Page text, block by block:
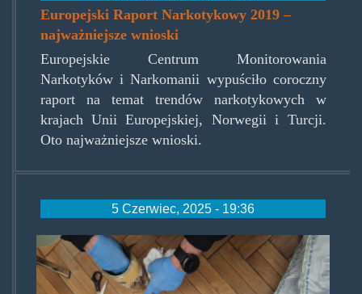
Europejski Raport Narkotykowy 2019 –
najważniejsze wnioski
Europejskie Centrum Monitorowania
Narkotyków i Narkomanii wypuściło coroczny
raport na temat trendów narkotykowych w
krajach Unii Europejskiej, Norwegii i Turcji.
Oto najważniejsze wnioski.
5 Czerwiec, 2025 - 19:36
metaukropol.jpg